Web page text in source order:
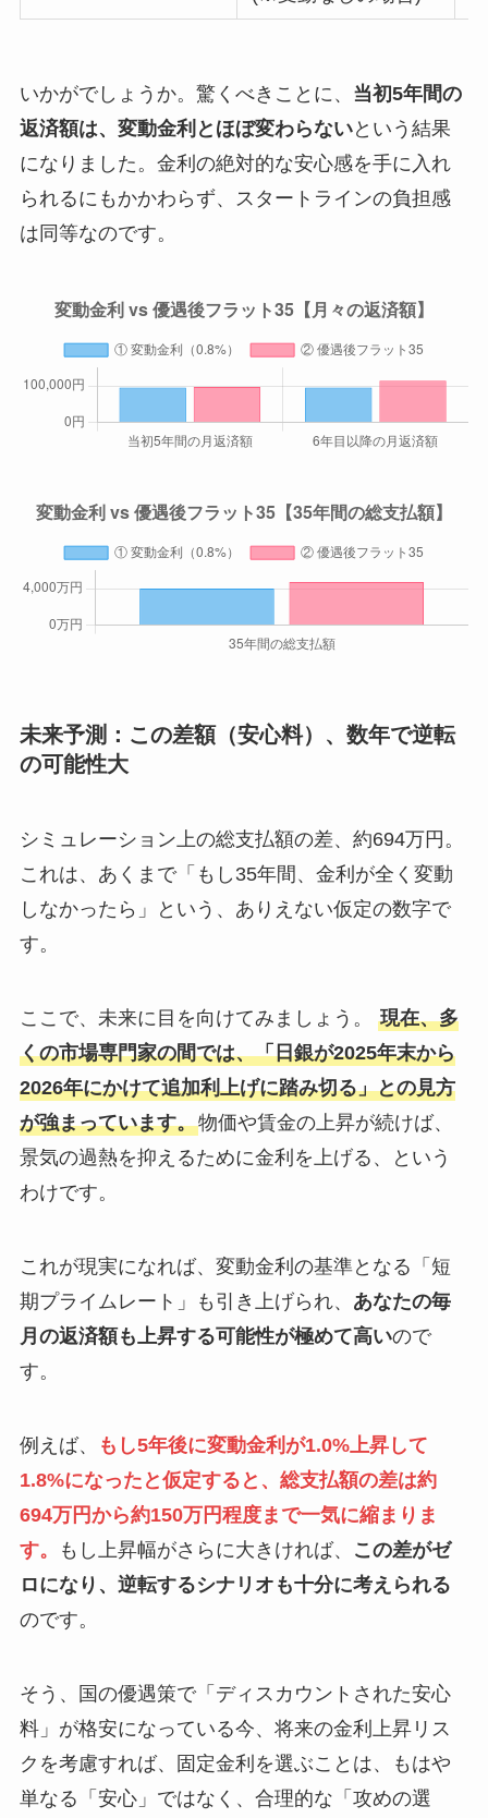
いかがでしょうか。驚くべきことに、 当初5年間の
返済額は、変動金利とほぼ変わらないという結果
になりました。金利の絶対的な安心感を手に入れ
られるにもかかわらず、スタートラインの負担感
は同等なのです。
未来予測：この差額（安心料）、数年で逆転
の可能性大
シミュレーション上の総支払額の差、約694万円。
これは、あくまで「もし35年間、金利が全く変動
しなかったら」という、ありえない仮定の数字で
す。
ここで、未来に目を向けてみましょう。 現在、多
くの市場専門家の間では、「日銀が2025年末から
2026年にかけて追加利上げに踏み切る」との見方
が強まっています。物価や賃金の上昇が続けば、
景気の過熱を抑えるために金利を上げる、という
わけです。
これが現実になれば、変動金利の基準となる「短
期プライムレート」も引き上げられ、 あなたの毎
月の返済額も上昇する可能性が極めて高いので
す。
例えば、
もし5年後に変動金利が1.0%上昇して
1.8%になったと仮定すると、総支払額の差は約
694万円から約150万円程度まで一気に縮まりま
す。
もし上昇幅がさらに大きければ、
この差がゼ
ロになり、逆転するシナリオも十分に考えられる
のです。
そう、国の優遇策で「ディスカウントされた安心
料」が格安になっている今、将来の金利上昇リス
クを考慮すれば、固定金利を選ぶことは、もはや
単なる「安心」ではなく、合理的な「攻めの選